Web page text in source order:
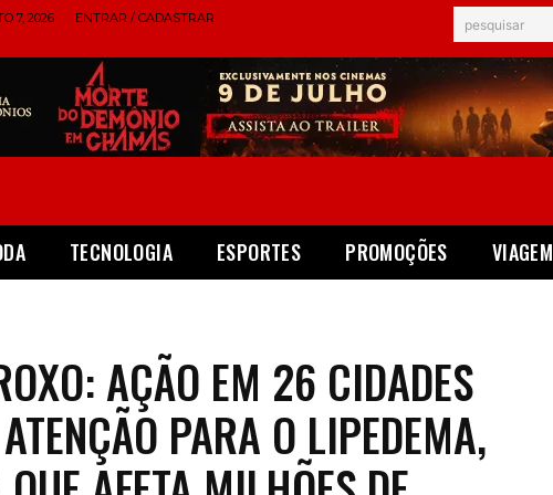
7, 2026 ENTRAR / CADASTRAR pesquisar
TECNOLOGIA ESPORTES PROMOÇÕES VIAGEM
AÇÃO EM 26 CIDADES
PARA O LIPEDEMA,